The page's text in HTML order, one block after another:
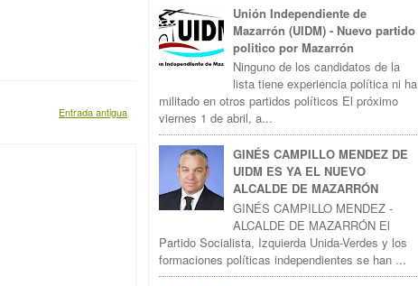
Entrada antigua
Unión Independiente de
Mazarrón (UIDM) - Nuevo partido
politico por Mazarrón
Ninguno de los candidatos de la
lista tiene experiencia política ni ha
militado en otros partidos políticos El próximo
viernes 1 de abril, a...
GINÉS CAMPILLO MENDEZ DE
UIDM ES YA EL NUEVO
ALCALDE DE MAZARRÓN
GINÉS CAMPILLO MENDEZ -
ALCALDE DE MAZARRÓN El
Partido Socialista, Izquierda Unida-Verdes y los
formaciones políticas independientes se han ...